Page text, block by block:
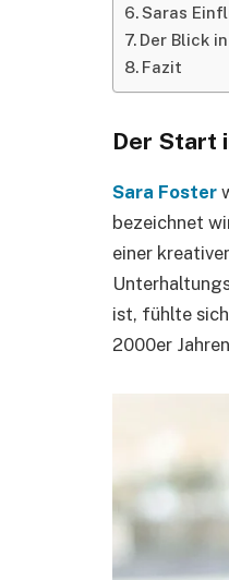
Saras
Der Blick
Fazit
Der Start
Sara Foster
bezeichnet
einer
ist, fühlte
2000er